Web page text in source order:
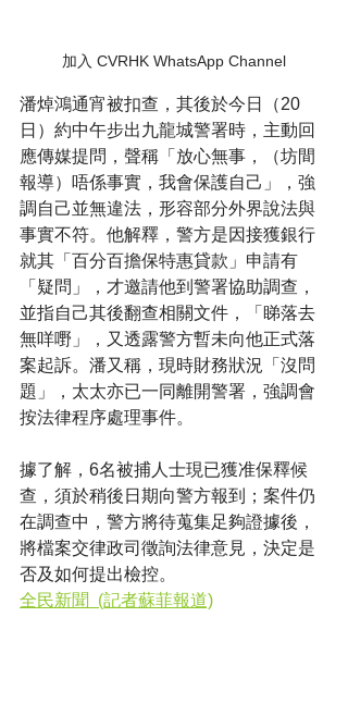
加入 CVRHK WhatsApp Channel
潘焯鴻通宵被扣查，其後於今日（20
日）約中午步出九龍城警署時，主動回
應傳媒提問，聲稱「放心無事，（坊間
報導）唔係事實，我會保護自己」，強
調自己並無違法，形容部分外界說法與
事實不符。他解釋，警方是因接獲銀行
就其「百分百擔保特惠貸款」申請有
「疑問」，才邀請他到警署協助調查，
並指自己其後翻查相關文件，「睇落去
無咩嘢」，又透露警方暫未向他正式落
案起訴。潘又稱，現時財務狀況「沒問
題」，太太亦已一同離開警署，強調會
按法律程序處理事件。
據了解，6名被捕人士現已獲准保釋候
查，須於稍後日期向警方報到；案件仍
在調查中，警方將待蒐集足夠證據後，
將檔案交律政司徵詢法律意見，決定是
否及如何提出檢控。
全民新聞  (記者蘇菲報道)